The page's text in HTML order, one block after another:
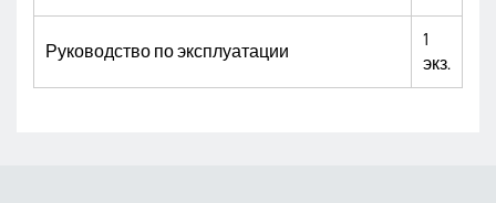
Руководство по эксплуатации
1
экз.